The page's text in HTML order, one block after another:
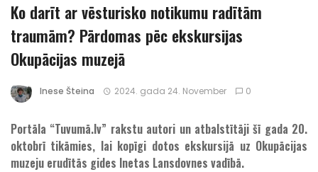
Ko darīt ar vēsturisko notikumu radītām
traumām? Pārdomas pēc ekskursijas
Okupācijas muzejā
Inese Šteina 2024. gada 24. November 0
Portāla “Tuvumā.lv” rakstu autori un atbalstītāji šī gada 20.
oktobrī tikāmies, lai kopīgi dotos ekskursijā uz Okupācijas
muzeju erudītās gides Inetas Lansdovnes vadībā.